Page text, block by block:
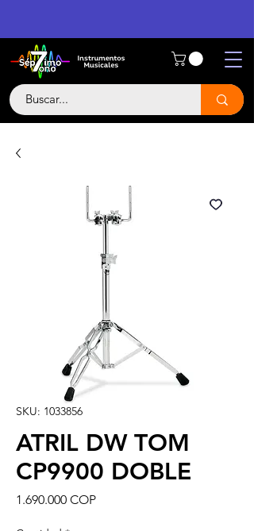
SKU: 1033856
ATRIL DW TOM
CP9900 DOBLE
1.690.000 COPPrecio